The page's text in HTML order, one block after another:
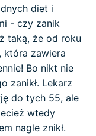
diet i
- czy zanik
taką, że od roku
która zawiera
Bo nikt nie
zanikł. Lekarz
do tych 55, ale
wtedy
nagle znikł.